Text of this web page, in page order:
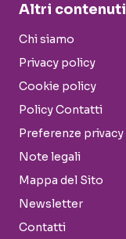
Altri contenuti
Chi siamo
Privacy policy
Cookie policy
Policy Contatti
Preferenze privacy
Note legali
Mappa del Sito
Newsletter
Contatti